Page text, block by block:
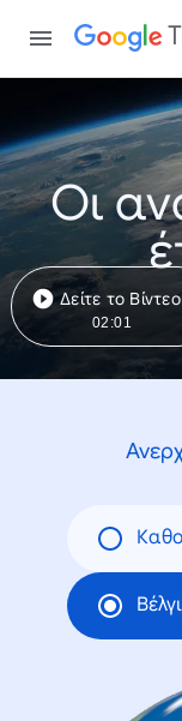
Οι
Δείτε το Βίντεο
02:01